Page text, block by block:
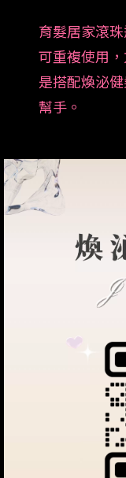
育髮居家滾
可重複使用，
是搭配煥泌
幫手。